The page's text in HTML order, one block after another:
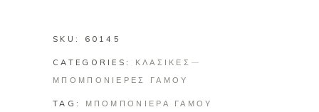
SKU: 60145
CATEGORIES: ΚΛΑΣΙΚΕΣ
ΜΠΟΜΠΟΝΙΕΡΕΣ ΓΑΜΟΥ
TAG:
ΜΠΟΜΠΟΝΙΕΡΑ ΓΑΜΟΥ